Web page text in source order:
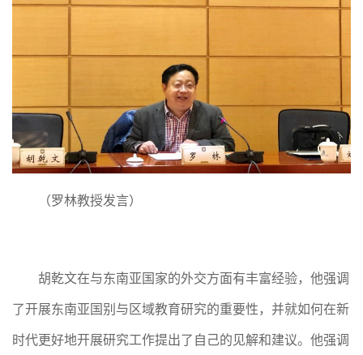
（罗林教授发言）
胡乾文在与东南亚国家的外交方面有丰富经验，他强调
了开展东南亚国别与区域教育研究的重要性，并就如何在新
时代更好地开展研究工作提出了自己的见解和建议。他强调